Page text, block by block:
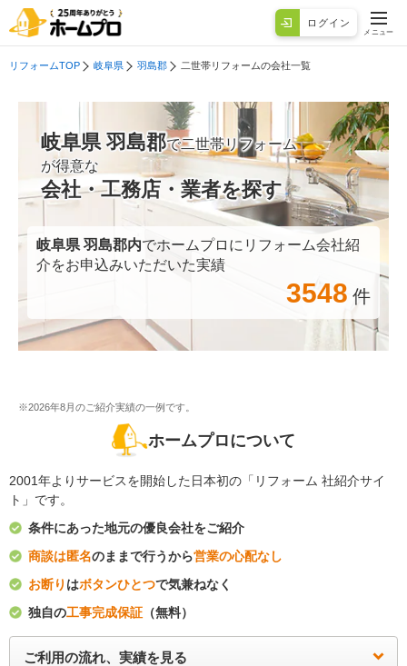
ログイン
メニュー
リフォームTOP 岐阜県 羽島郡 二世帯リフォームの会社一覧
岐阜県 羽島郡で二世帯リフォーム
が得意な
会社・工務店・業者を探す
岐阜県 羽島郡内でホームプロにリフォーム会社紹
介をお申込みいただいた実績
3548 件
※2026年8月のご紹介実績の一例です。
ホームプロについて
2001年よりサービスを開始した日本初の「リフォーム 社紹介サイ
ト」です。
条件にあった地元の優良会社をご紹介
商談は匿名のままで行うから営業の心配なし
お断り はボタンひとつで気兼ねなく
独自の工事完成保証 （無料）
ご利用の流れ、実績を見る